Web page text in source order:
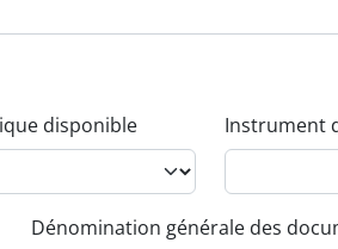
disponible Instrument
Dénomination générale des